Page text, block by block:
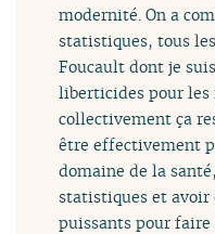
modernité. On a
statistiques, tous
Foucault dont je
liberticides pour
collectivement ça
être effectivement
domaine de la
statistiques et avoir
puissants pour